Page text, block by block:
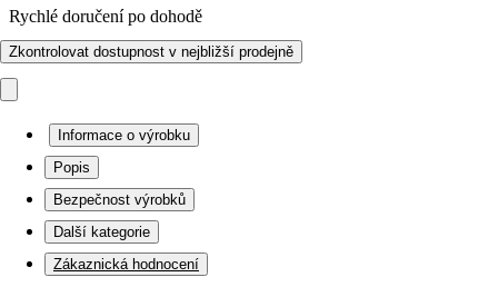
Rychlé doručení po dohodě
Zkontrolovat dostupnost v nejbližší prodejně
Informace o výrobku
Popis
Bezpečnost výrobků
Další kategorie
Zákaznická hodnocení